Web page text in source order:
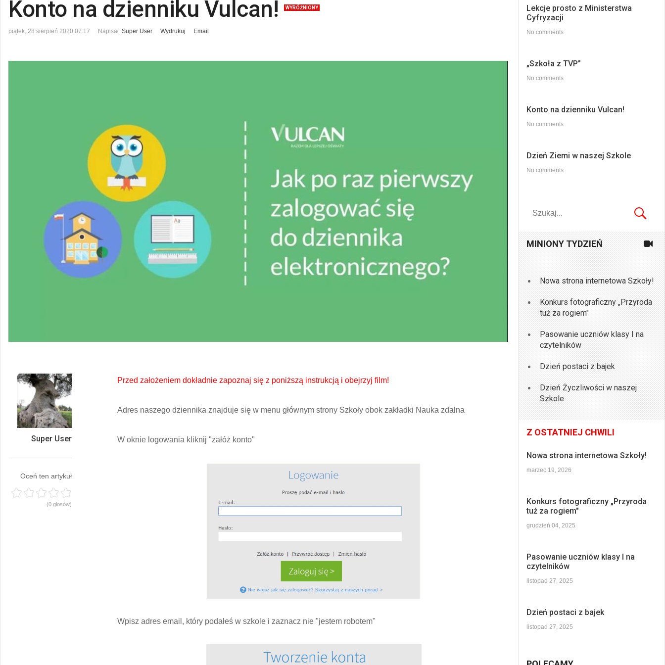
Konto na dzienniku Vulcan! WYRÓŻNIONY
piątek, 28 sierpień 2020 07:17 Napisał Super User Wydrukuj Email
Super User
Oceń ten artykuł
(0 głosów)
Przed założeniem dokładnie zapoznaj się z poniższą instrukcją i obejrzyj film!
Adres naszego dziennika znajduje się w menu głównym strony Szkoły obok zakładki Nauka zdalna
W oknie logowania kliknij "załóż konto"
Wpisz adres email, który podałeś w szkole i zaznacz nie "jestem robotem"
Lekcje prosto z Ministerstwa
Cyfryzacji
No comments
„Szkoła z TVP”
No comments
Konto na dzienniku Vulcan!
No comments
Dzień Ziemi w naszej Szkole
No comments
MINIONY TYDZIEŃ
Nowa strona internetowa Szkoły!
Konkurs fotograficzny „Przyroda
tuż za rogiem"
Pasowanie uczniów klasy I na
czytelników
Dzień postaci z bajek
Dzień Życzliwości w naszej
Szkole
Z OSTATNIEJ CHWILI
Nowa strona internetowa Szkoły!
marzec 19, 2026
Konkurs fotograficzny „Przyroda
tuż za rogiem"
grudzień 04, 2025
Pasowanie uczniów klasy I na
czytelników
listopad 27, 2025
Dzień postaci z bajek
listopad 27, 2025